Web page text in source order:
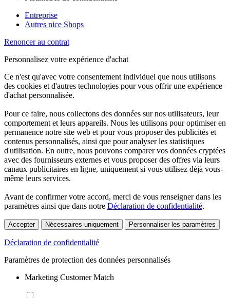
Entreprise
Autres nice Shops
Renoncer au contrat
Personnalisez votre expérience d'achat
Ce n'est qu'avec votre consentement individuel que nous utilisons
des cookies et d'autres technologies pour vous offrir une expérience
d'achat personnalisée.
Pour ce faire, nous collectons des données sur nos utilisateurs, leur
comportement et leurs appareils. Nous les utilisons pour optimiser en
permanence notre site web et pour vous proposer des publicités et
contenus personnalisés, ainsi que pour analyser les statistiques
d'utilisation. En outre, nous pouvons comparer vos données cryptées
avec des fournisseurs externes et vous proposer des offres via leurs
canaux publicitaires en ligne, uniquement si vous utilisez déjà vous-
même leurs services.
Avant de confirmer votre accord, merci de vous renseigner dans les
paramètres ainsi que dans notre Déclaration de confidentialité.
Accepter Nécessaires uniquement Personnaliser les paramètres
Déclaration de confidentialité
Paramètres de protection des données personnalisés
Marketing Customer Match